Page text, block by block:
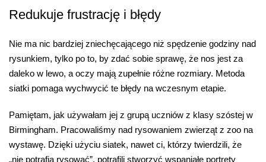
Redukuje frustrację i błędy
Nie ma nic bardziej zniechęcającego niż spędzenie godziny nad
rysunkiem, tylko po to, by zdać sobie sprawę, że nos jest za
daleko w lewo, a oczy mają zupełnie różne rozmiary. Metoda
siatki pomaga wychwycić te błędy na wczesnym etapie.
Pamiętam, jak używałam jej z grupą uczniów z klasy szóstej w
Birmingham. Pracowaliśmy nad rysowaniem zwierząt z zoo na
wystawę. Dzięki użyciu siatek, nawet ci, którzy twierdzili, że
„nie potrafią rysować”, potrafili stworzyć wspaniałe portrety